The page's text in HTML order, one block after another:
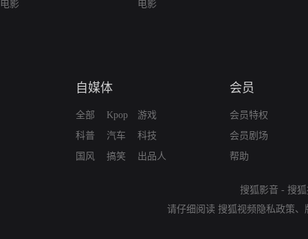
电影
电影
自媒体
全部
科普
国风
Kpop
汽车
搞笑
游戏
科技
出品人
会员
会员特权
会员剧场
帮助
搜狐影音 - 搜
请仔细阅读 搜狐视频隐私政策、